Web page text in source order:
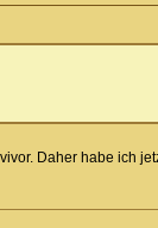
Daher habe ich